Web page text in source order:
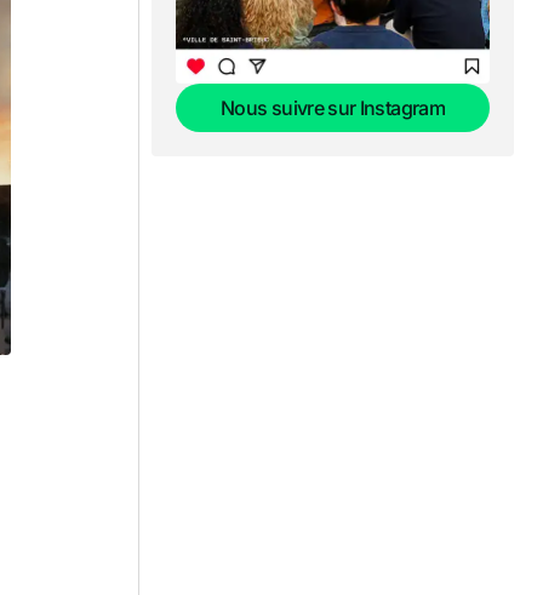
Nous suivre sur Instagram